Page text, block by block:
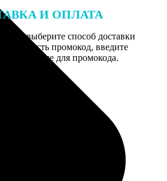
И ОПЛАТА
и выберите способ доставки
у вас есть промокод, введите
поле для промокода.